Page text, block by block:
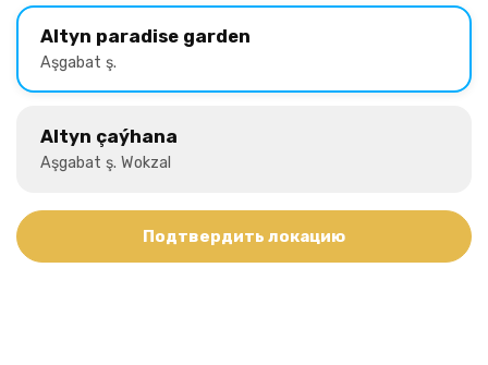
Altyn paradise garden
Aşgabat ş.
Altyn çaýhana
Aşgabat ş. Wokzal
Подтвердить локацию